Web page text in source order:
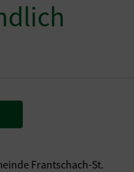
Frantschach-St.